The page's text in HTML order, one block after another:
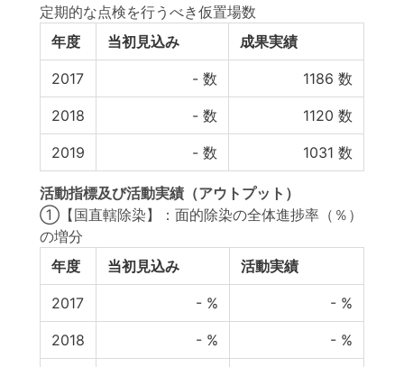
定期的な点検を行うべき仮置場数
年度
当初見込み 成果実績
2017 - 数 1186 数
2018 - 数 1120 数
2019 - 数 1031 数
活動指標及び活動実績 （アウトプット）
①【国直轄除染】：面的除染の全体進捗率（％）
の増分
年度
当初見込み 活動実績
2017 - % - %
2018 - % - %